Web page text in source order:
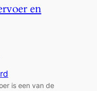
en
is een van de